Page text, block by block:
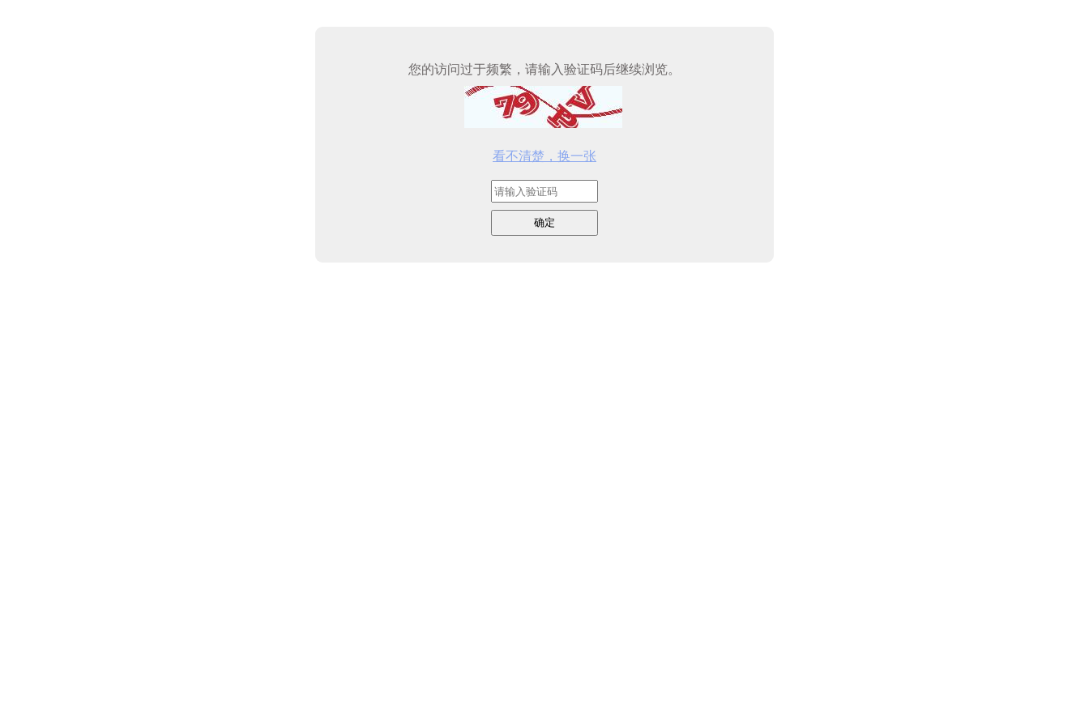
您的访问过于频繁，请输入验证码后继续浏览。
看不清楚，换一张